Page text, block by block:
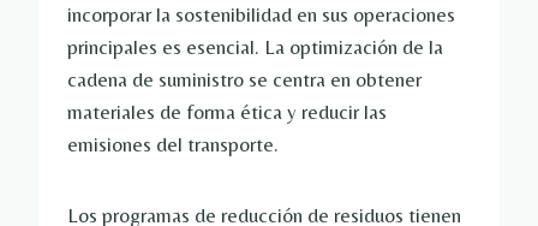
incorporar la sostenibilidad en sus operaciones
principales es esencial. La optimización de la
cadena de suministro se centra en obtener
materiales de forma ética y reducir las
emisiones del transporte.
Los programas de reducción de residuos tienen